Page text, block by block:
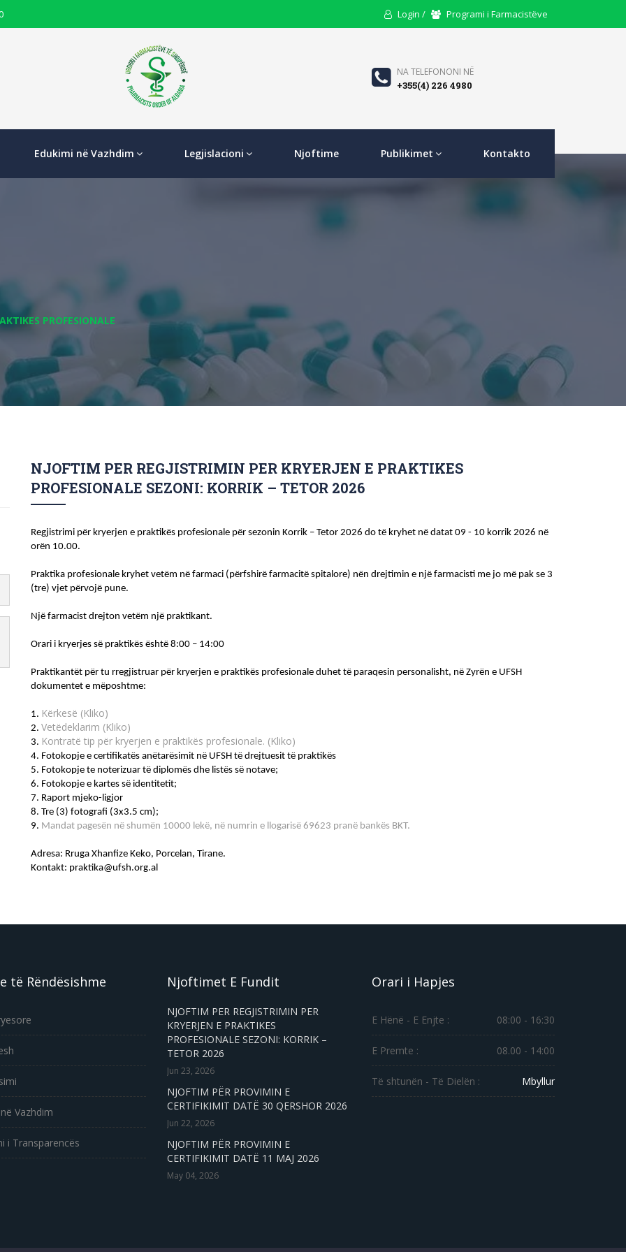
User
Login / Users
Programi i Farmacistëve
Phone
Icon
NA TELEFONONI NË
+355(4) 226 4980
Edukimi në Vazhdim Legjislacioni Njoftime Publikimet Kontakto
PROFESIONALE
NJOFTIM PER REGJISTRIMIN PER KRYERJEN E PRAKTIKES
PROFESIONALE SEZONI: KORRIK – TETOR 2026
Regjistrimi për kryerjen e praktikës profesionale për sezonin Korrik – Tetor 2026 do të kryhet në datat 09 - 10 korrik 2026 në
orën 10.00.
Praktika profesionale kryhet vetëm në farmaci (përfshirë farmacitë spitalore) nën drejtimin e një farmacisti me jo më pak se 3
(tre) vjet përvojë pune.
Një farmacist drejton vetëm një praktikant.
Orari i kryerjes së praktikës është 8:00 – 14:00
Praktikantët për tu rregjistruar për kryerjen e praktikës profesionale duhet të paraqesin personalisht, në Zyrën e UFSH
dokumentet e mëposhtme:
1. Kërkesë (Kliko)
2. Vetëdeklarim (Kliko)
3. Kontratë tip për kryerjen e praktikës profesionale. (Kliko)
4. Fotokopje e certifikatës anëtarësimit në UFSH të drejtuesit të praktikës
5. Fotokopje te noterizuar të diplomës dhe listës së notave;
6. Fotokopje e kartes së identitetit;
7. Raport mjeko-ligjor
8. Tre (3) fotografi (3x3.5 cm);
9. Mandat pagesën në shumën 10000 lekë, në numrin e llogarisë 69623 pranë bankës BKT.
Adresa: Rruga Xhanfize Keko, Porcelan, Tirane.
Kontakt: praktika@ufsh.org.al
të Rëndësishme
Vazhdim
i Transparencës
Njoftimet E Fundit
NJOFTIM PER REGJISTRIMIN PER
KRYERJEN E PRAKTIKES
PROFESIONALE SEZONI: KORRIK –
TETOR 2026
Jun 23, 2026
NJOFTIM PËR PROVIMIN E
CERTIFIKIMIT DATË 30 QERSHOR 2026
Jun 22, 2026
NJOFTIM PËR PROVIMIN E
CERTIFIKIMIT DATË 11 MAJ 2026
May 04, 2026
Orari i Hapjes
E Hënë - E Enjte : 08:00 - 16:30
E Premte : 08.00 - 14:00
Të shtunën - Të Dielën : Mbyllur